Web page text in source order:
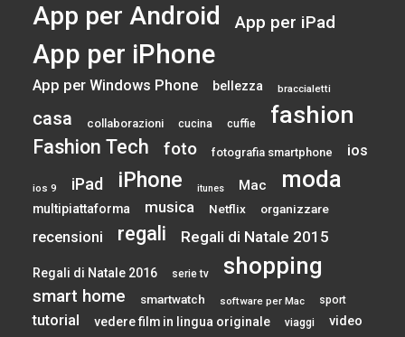
App per Android App per iPad
App per iPhone
App per Windows Phone bellezza braccialetti
casa collaborazioni cucina cuffie fashion
Fashion Tech foto fotografia smartphone ios
ios 9 iPad iPhone itunes Mac moda
multipiattaforma musica Netflix organizzare
recensioni regali Regali di Natale 2015
Regali di Natale 2016 serie tv shopping
smart home smartwatch software per Mac sport
tutorial vedere film in lingua originale viaggi video